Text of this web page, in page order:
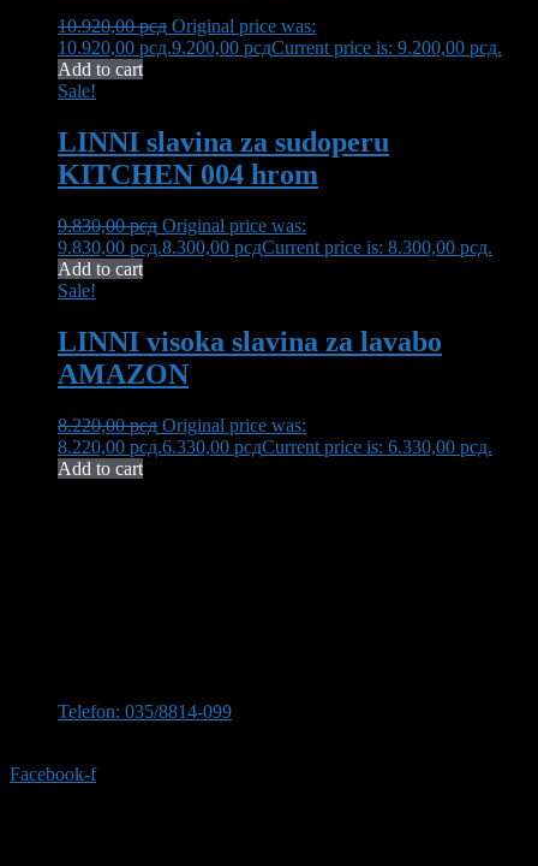
10.920,00рсд Original price was:
10.920,00 рсд.9.200,00 рсдCurrent price is: 9.200,00 рсд.
Add to cart
Sale!
LINNI slavina za sudoperu
KITCHEN 004 hrom
9.830,00рсд Original price was:
9.830,00 рсд.8.300,00 рсдCurrent price is: 8.300,00 рсд.
Add to cart
Sale!
LINNI visoka slavina za lavabo
AMAZON
8.220,00рсд Original price was:
8.220,00 рсд.6.330,00 рсдCurrent price is: 6.330,00 рсд.
Add to cart
Telefon: 035/8814-099
Facebook-f